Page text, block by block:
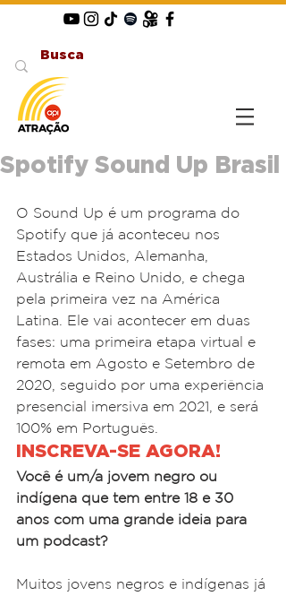
Spotify Sound Up Brasil
O Sound Up é um programa do
Spotify que já aconteceu nos
Estados Unidos, Alemanha,
Austrália e Reino Unido, e chega
pela primeira vez na América
Latina. Ele vai acontecer em duas
fases: uma primeira etapa virtual e
remota em Agosto e Setembro de
2020, seguido por uma experiência
presencial imersiva em 2021, e será
100% em Português.
INSCREVA-SE AGORA!
Você é um/a jovem negro ou
indígena que tem entre 18 e 30
anos com uma grande ideia para
um podcast?
Muitos jovens negros e indígenas já